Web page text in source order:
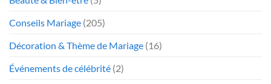
Conseils Mariage (205)
Décoration & Thème de Mariage (16)
Événements de célébrité (2)